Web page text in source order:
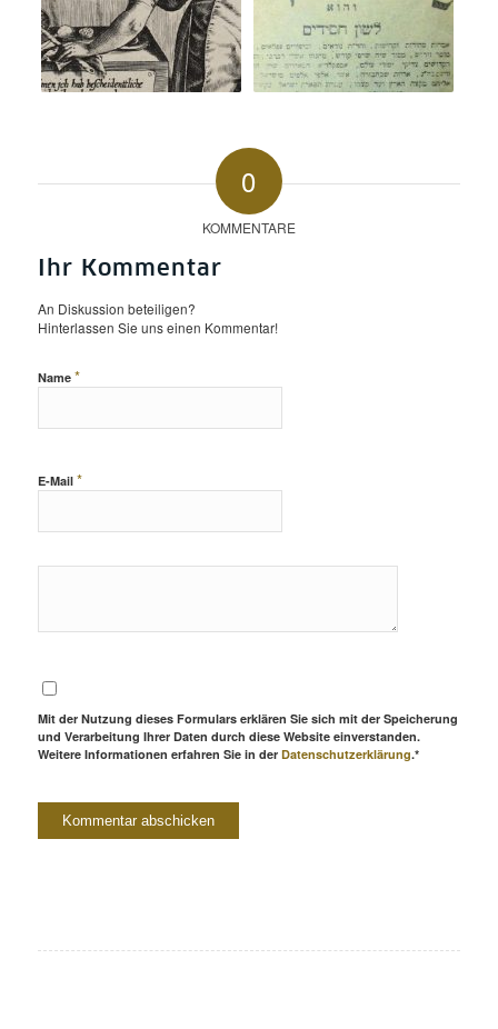
0
KOMMENTARE
Ihr Kommentar
An Diskussion beteiligen?
Hinterlassen Sie uns einen Kommentar!
Name *
E-Mail *
Mit der Nutzung dieses Formulars erklären Sie sich mit der Speicherung
und Verarbeitung Ihrer Daten durch diese Website einverstanden.
Weitere Informationen erfahren Sie in der Datenschutzerklärung.*